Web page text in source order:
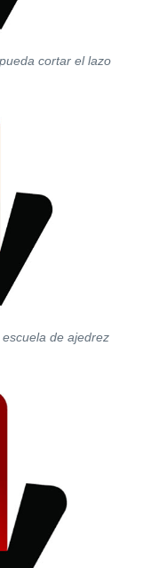
cortar el lazo
de ajedrez